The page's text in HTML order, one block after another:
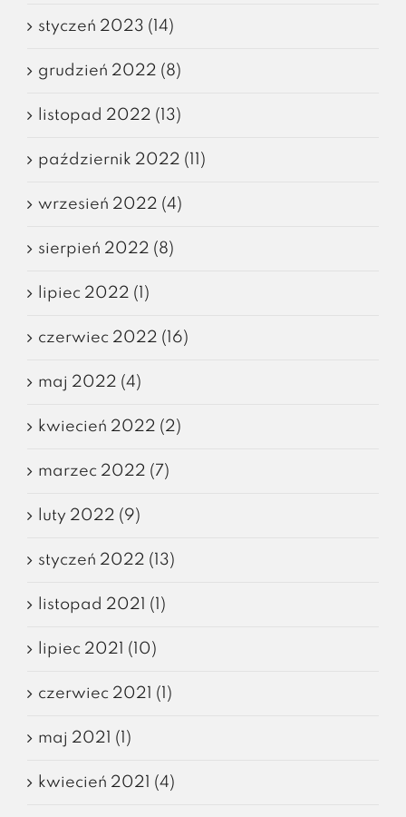
styczeń 2023 (14)
grudzień 2022 (8)
listopad 2022 (13)
październik 2022 (11)
wrzesień 2022 (4)
sierpień 2022 (8)
lipiec 2022 (1)
czerwiec 2022 (16)
maj 2022 (4)
kwiecień 2022 (2)
marzec 2022 (7)
luty 2022 (9)
styczeń 2022 (13)
listopad 2021 (1)
lipiec 2021 (10)
czerwiec 2021 (1)
maj 2021 (1)
kwiecień 2021 (4)